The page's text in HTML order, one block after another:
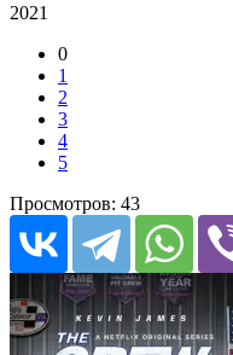
2021
0
1
2
3
4
5
Просмотров: 43